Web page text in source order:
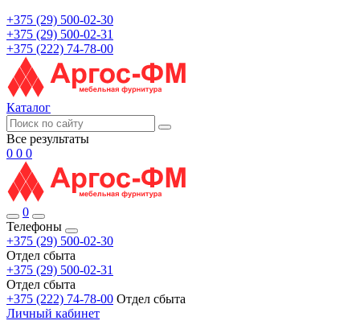
+375 (29) 500-02-30
+375 (29) 500-02-31
+375 (222) 74-78-00
Каталог
Все результаты
0 0 0
0
Телефоны
+375 (29) 500-02-30
Отдел сбыта
+375 (29) 500-02-31
Отдел сбыта
+375 (222) 74-78-00 Отдел сбыта
Личный кабинет